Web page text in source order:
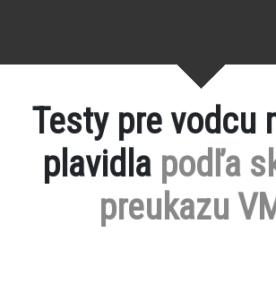
Testy pre vodcu
plavidla podľa
preukazu